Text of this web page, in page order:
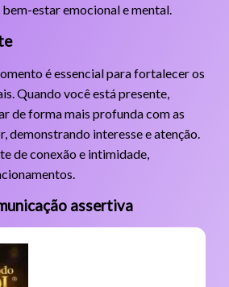
estar emocional e mental.
é essencial para fortalecer os
Quando você está presente,
de forma mais profunda com as
demonstrando interesse e atenção.
de conexão e intimidade,
assertiva